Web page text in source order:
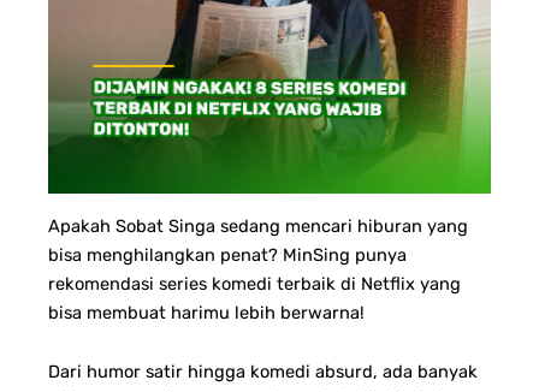
Apakah Sobat Singa sedang mencari hiburan yang
bisa menghilangkan penat? MinSing punya
rekomendasi series komedi terbaik di Netflix yang
bisa membuat harimu lebih berwarna!
Dari humor satir hingga komedi absurd, ada banyak